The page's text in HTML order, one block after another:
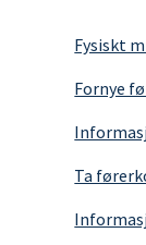
Fysiskt
Fornye
Ta